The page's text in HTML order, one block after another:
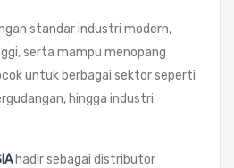
standar industri modern,
serta mampu menopang
untuk berbagai sektor seperti
hingga industri
hadir sebagai distributor